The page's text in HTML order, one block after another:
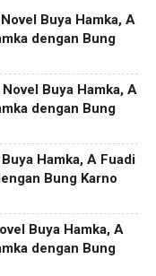
Buya Hamka, A
dengan Bung
Novel Buya Hamka, A
dengan Bung
Hamka, A Fuadi
Bung Karno
Buya Hamka, A
dengan Bung